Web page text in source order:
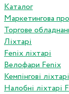
Каталог
Маркетингова
Торгове
Ліхтарі
Fenix ліхтарі
Велофари Fenix
Кемпінгові
Налобні ліхтарі